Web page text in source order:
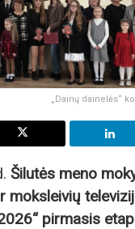
„Dainų dainelės“
Šilutės meno
moksleivių
pirmasis